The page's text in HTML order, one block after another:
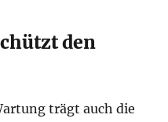
den
trägt auch die